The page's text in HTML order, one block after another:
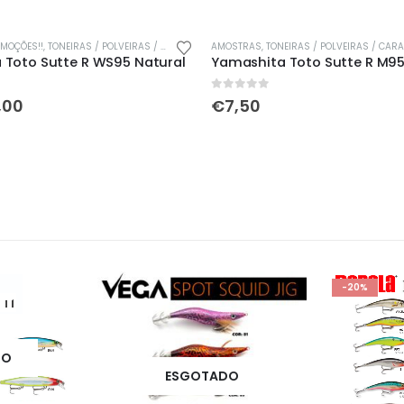
, TONEIRAS / POLVEIRAS / CARANGUEJOS
Sutte R WS95 Natural
AMOSTRAS, TONEIRAS / POLVEIRAS /
Yamashita Toto Sutte R M95
out of 5
€7,50
ESGOTADO
-20%